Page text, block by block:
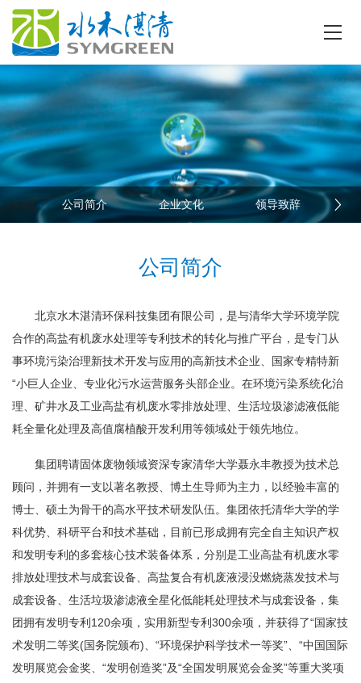
公司简介 企业文化 领导致辞
公司简介
北京水木湛清环保科技集团有限公司，是与清华大学环境学院
合作的高盐有机废水处理等专利技术的转化与推广平台，是专门从
事环境污染治理新技术开发与应用的高新技术企业、国家专精特新
“小巨人企业、专业化污水运营服务头部企业。在环境污染系统化治
理、矿井水及工业高盐有机废水零排放处理、生活垃圾渗滤液低能
耗全量化处理及高值腐植酸开发利用等领域处于领先地位。
集团聘请固体废物领域资深专家清华大学聂永丰教授为技术总
顾问，并拥有一支以著名教授、博土生导师为主力，以经验丰富的
博士、硕土为骨干的高水平技术研发队伍。集团依托清华大学的学
科优势、科研平台和技术基础，目前已形成拥有完全自主知识产权
和发明专利的多套核心技术装备体系，分别是工业高盐有机废水零
排放处理技术与成套设备、高盐复合有机废液浸没燃烧蒸发技术与
成套设备、生活垃圾渗滤液全星化低能耗处理技术与成套设备，集
团拥有发明专利120余项，实用新型专利300余项，并获得了“国家技
术发明二等奖(国务院颁布)、“环境保护科学技术一等奖”、“中国国际
发明展览会金奖、“发明创造奖”及“全国发明展览会金奖”等重大奖项